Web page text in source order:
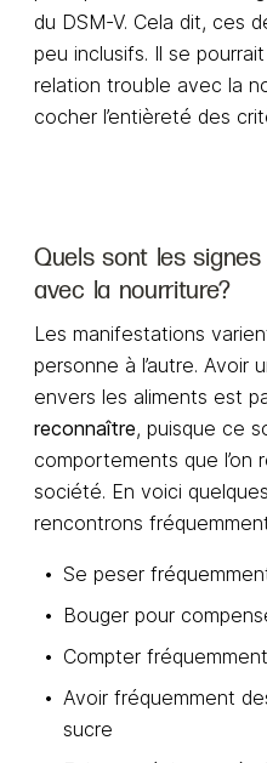
du DSM-V. Cela dit, ces
peu inclusifs. Il se
relation trouble avec la
cocher l’entièreté des
Quels sont les signes
avec la nourriture?
Les manifestations
personne à l’autre. Avoir
envers les aliments est
reconnaître, puisque ce
comportements que
société. En voici
rencontrons
Se peser
Bouger pour
Compter
Avoir fréquemment
sucre